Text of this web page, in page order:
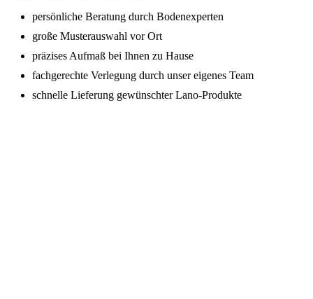
persönliche Beratung durch Bodenexperten
große Musterauswahl vor Ort
präzises Aufmaß bei Ihnen zu Hause
fachgerechte Verlegung durch unser eigenes Team
schnelle Lieferung gewünschter Lano-Produkte